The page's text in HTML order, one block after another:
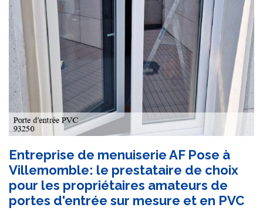
Entreprise de menuiserie AF Pose à
Villemomble: le prestataire de choix
pour les propriétaires amateurs de
portes d'entrée sur mesure et en PVC